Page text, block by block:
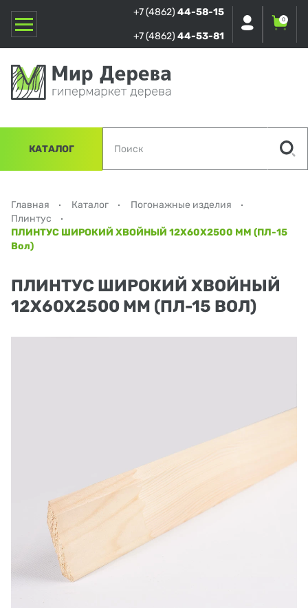
+7 (4862) 44-58-15
+7 (4862) 44-53-81
0
КАТАЛОГ
Главная Каталог
Погонажные изделия
Плинтус
ПЛИНТУС ШИРОКИЙ ХВОЙНЫЙ 12Х60Х2500 ММ (ПЛ-15
Вол)
ПЛИНТУС ШИРОКИЙ ХВОЙНЫЙ
12Х60Х2500 ММ (ПЛ-15 ВОЛ)